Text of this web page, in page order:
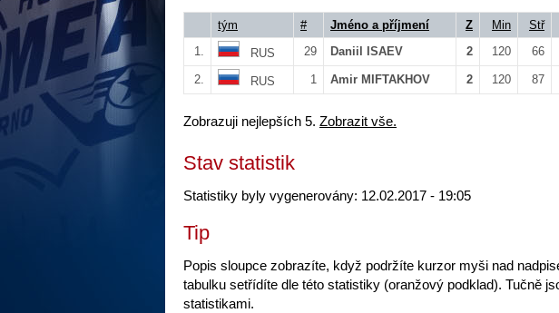
tým # Jméno a příjmení Z Min Stř
1.
RUS 29 Daniil ISAEV 2 120 66
2. RUS 1 Amir MIFTAKHOV 2 120 87
Zobrazuji nejlepších 5. Zobrazit vše.
Stav statistik
Statistiky byly vygenerovány: 12.02.2017 - 19:05
Tip
Popis sloupce zobrazíte, když podržíte kurzor myši nad
tabulku setřídíte dle této statistiky (oranžový podklad). Tučně
statistikami.